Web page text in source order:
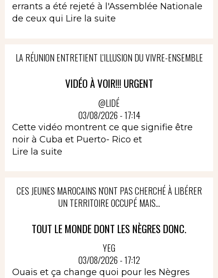
errants a été rejeté à l'Assemblée Nationale
de ceux qui Lire la suite
LA RÉUNION ENTRETIENT L'ILLUSION DU VIVRE-ENSEMBLE
VIDÉO À VOIR!!! URGENT
@LIDÉ
03/08/2026 - 17:14
Cette vidéo montrent ce que signifie être
noir à Cuba et Puerto- Rico et
Lire la suite
CES JEUNES MAROCAINS N'ONT PAS CHERCHÉ À LIBÉRER
UN TERRITOIRE OCCUPÉ MAIS...
TOUT LE MONDE DONT LES NÈGRES DONC.
YEG
03/08/2026 - 17:12
Ouais et ça change quoi pour les Nègres